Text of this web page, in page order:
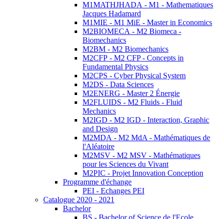
M1MATHJHADA - M1 - Mathematiques
Jacques Hadamard
M1MIE - M1 MiE - Master in Economics
M2BIOMECA - M2 Biomeca -
Biomechanics
M2BM - M2 Biomechanics
M2CFP - M2 CFP - Concepts in
Fundamental Physics
M2CPS - Cyber Physical System
M2DS - Data Sciences
M2ENERG - Master 2 Énergie
M2FLUIDS - M2 Fluids - Fluid
Mechanics
M2IGD - M2 IGD - Interaction, Graphic
and Design
M2MDA - M2 MdA - Mathématiques de
l'Aléatoire
M2MSV - M2 MSV - Mathématiques
pour les Sciences du Vivant
M2PIC - Projet Innovation Conception
Programme d'échange
PEI - Echanges PEI
Catalogue 2020 - 2021
Bachelor
BS - Bachelor of Science de l'Ecole